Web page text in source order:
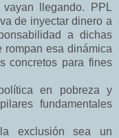
llegando. PPL
de inyectar dinero a
a dichas
rompan esa dinámica
concretos para fines
en pobreza y
fundamentales
exclusión sea un